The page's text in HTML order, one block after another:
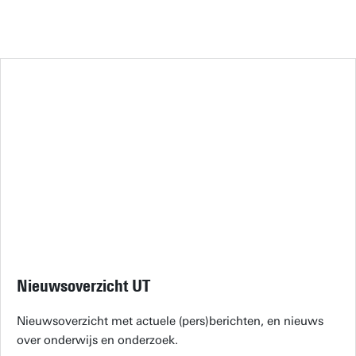
Nieuwsoverzicht UT
Nieuwsoverzicht met actuele (pers)berichten, en nieuws
over onderwijs en onderzoek.